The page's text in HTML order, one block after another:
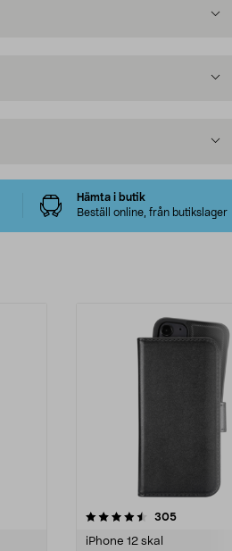
Hämta i butik
Beställ online, från butikslager
305recensioner
iPhone 12 skal
4.5 av 5 stjärnor